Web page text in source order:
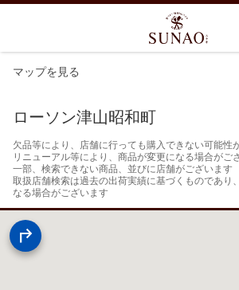
マップを見る
ローソン津山昭和町
欠品等により、店舗に行っても購入できない可能性
リニューアル等により、商品が変更になる場合がご
一部、検索できない商品、並びに店舗がございます
取扱店舗検索は過去の出荷実績に基づくものであり
なる場合がございます